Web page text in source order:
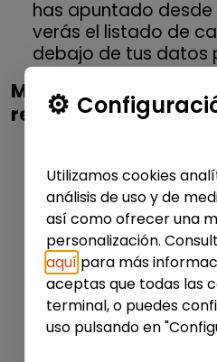
has apuntado
verás el listado de
debajo de tus datos
Me apunté a una
respuesta, ¿qué
las empresas
momento de
contigo.
Recuerda que, en
puedes consultar el
candidaturas
a veces, algunas
actualizan esa
Utilizamos cookies
análisis de uso y de
así como ofrecer una
personalización.
aquí para más
aceptas que todas las
terminal, o puedes
uso pulsando en